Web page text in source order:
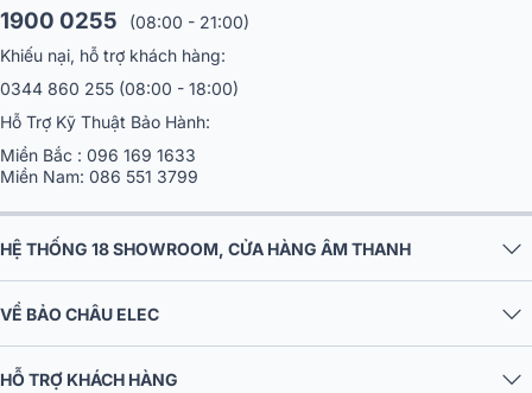
1900 0255
(08:00 - 21:00)
Khiếu nại, hỗ trợ khách hàng:
0344 860 255 (08:00 - 18:00)
Hỗ Trợ Kỹ Thuật Bảo Hành:
Miền Bắc : 096 169 1633
Miền Nam: 086 551 3799
HỆ THỐNG 18 SHOWROOM, CỬA HÀNG ÂM THANH
VỀ BẢO CHÂU ELEC
HỖ TRỢ KHÁCH HÀNG